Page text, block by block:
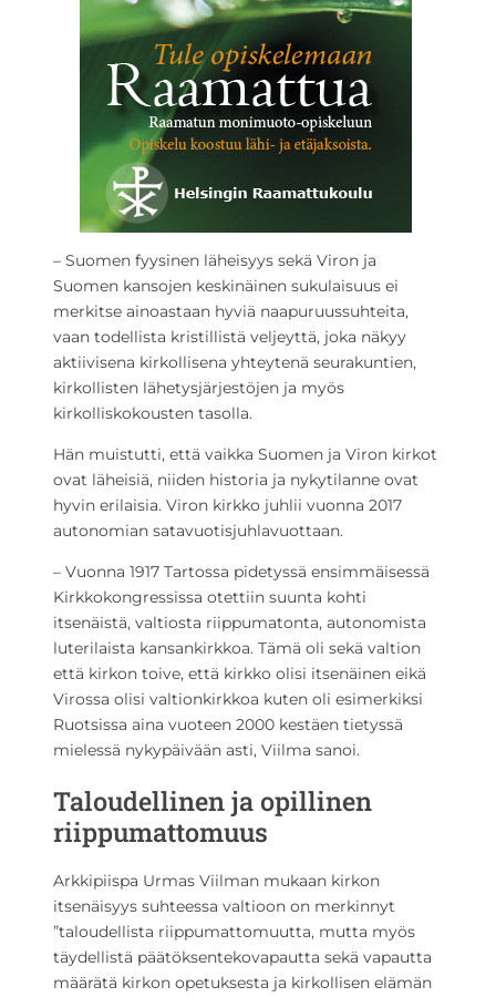
– Suomen fyysinen läheisyys sekä Viron ja
Suomen kansojen keskinäinen sukulaisuus ei
merkitse ainoastaan hyviä naapuruussuhteita,
vaan todellista kristillistä veljeyttä, joka näkyy
aktiivisena kirkollisena yhteytenä seurakuntien,
kirkollisten lähetysjärjestöjen ja myös
kirkolliskokousten tasolla.
Hän muistutti, että vaikka Suomen ja Viron kirkot
ovat läheisiä, niiden historia ja nykytilanne ovat
hyvin erilaisia. Viron kirkko juhlii vuonna 2017
autonomian satavuotisjuhlavuottaan.
– Vuonna 1917 Tartossa pidetyssä ensimmäisessä
Kirkkokongressissa otettiin suunta kohti
itsenäistä, valtiosta riippumatonta, autonomista
luterilaista kansankirkkoa. Tämä oli sekä valtion
että kirkon toive, että kirkko olisi itsenäinen eikä
Virossa olisi valtionkirkkoa kuten oli esimerkiksi
Ruotsissa aina vuoteen 2000 kestäen tietyssä
mielessä nykypäivään asti, Viilma sanoi.
Taloudellinen ja opillinen
riippumattomuus
Arkkipiispa Urmas Viilman mukaan kirkon
itsenäisyys suhteessa valtioon on merkinnyt
”taloudellista riippumattomuutta, mutta myös
täydellistä päätöksentekovapautta sekä vapautta
määrätä kirkon opetuksesta ja kirkollisen elämän